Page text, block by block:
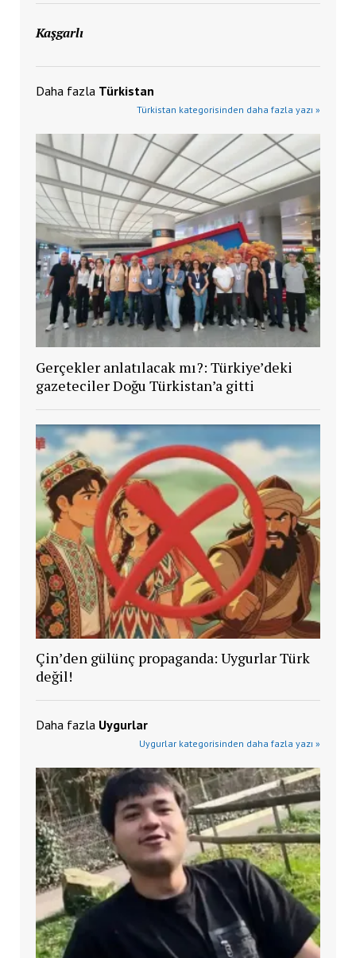
Kaşgarlı
Daha fazla Türkistan
Türkistan kategorisinden daha fazla yazı »
Gerçekler anlatılacak mı?: Türkiye’deki
gazeteciler Doğu Türkistan’a gitti
Çin’den gülünç propaganda: Uygurlar Türk
değil!
Daha fazla Uygurlar
Uygurlar kategorisinden daha fazla yazı »